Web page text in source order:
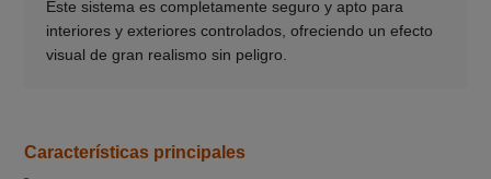
Este sistema es completamente seguro y apto para
interiores y exteriores controlados, ofreciendo un efecto
visual de gran realismo sin peligro.
Características principales